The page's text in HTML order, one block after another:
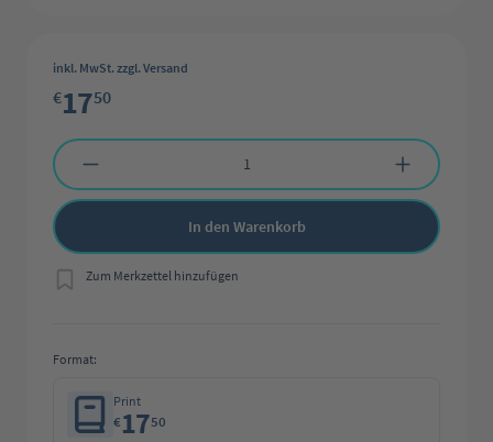
inkl. MwSt. zzgl. Versand
€1750
Produkt Anzahl: Gib den gewünschten Wert ein oder benutze die
In den Warenkorb
Zum Merkzettel hinzufügen
Format:
Print
€1750